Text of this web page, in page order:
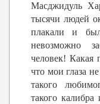
Масджидуль
тысячи людей
плакали и
невозможно
человек! Какая
что мои глаза
такого
такого